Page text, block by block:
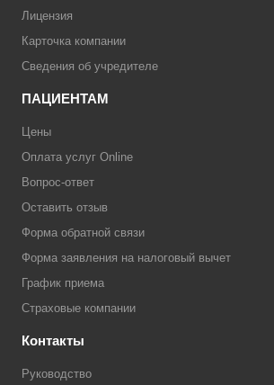
Лицензия
Карточка компании
Сведения об учредителе
ПАЦИЕНТАМ
Цены
Оплата услуг Online
Вопрос-ответ
Оставить отзыв
Форма обратной связи
Форма заявления на налоговый вычет
График приема
Страховые компании
Контакты
Руководство